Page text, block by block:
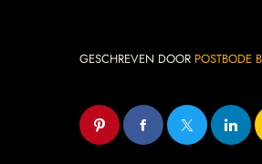
GESCHREVEN DOOR POSTBODE